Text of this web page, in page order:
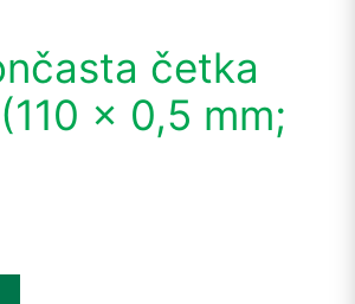
četka
x 0,5 mm;